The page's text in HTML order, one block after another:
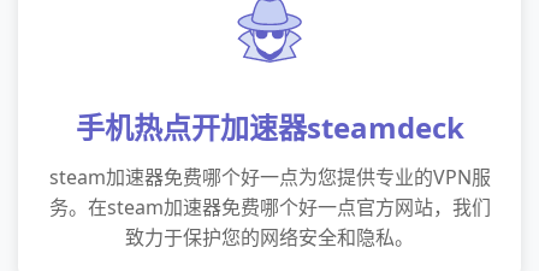
手机热点开加速器steamdeck
steam加速器免费哪个好一点为您提供专业的VPN服
务。在steam加速器免费哪个好一点官方网站，我们
致力于保护您的网络安全和隐私。